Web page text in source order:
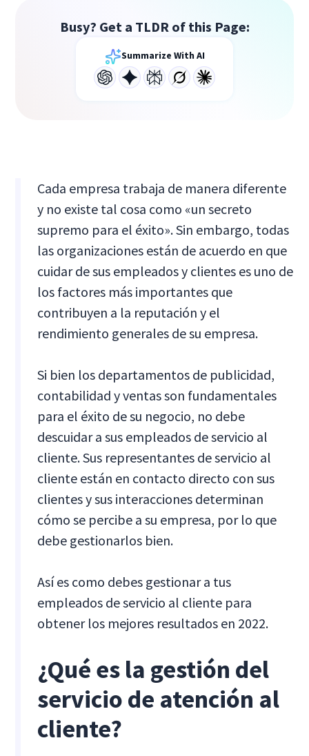
Busy? Get a TLDR of this Page:
Summarize With AI
Cada empresa trabaja de manera diferente
y no existe tal cosa como «un secreto
supremo para el éxito». Sin embargo, todas
las organizaciones están de acuerdo en que
cuidar de sus empleados y clientes es uno de
los factores más importantes que
contribuyen a la reputación y el
rendimiento generales de su empresa.
Si bien los departamentos de publicidad,
contabilidad y ventas son fundamentales
para el éxito de su negocio, no debe
descuidar a sus empleados de servicio al
cliente. Sus representantes de servicio al
cliente están en contacto directo con sus
clientes y sus interacciones determinan
cómo se percibe a su empresa, por lo que
debe gestionarlos bien.
Así es como debes gestionar a tus
empleados de servicio al cliente para
obtener los mejores resultados en 2022.
¿Qué es la gestión del
servicio de atención al
cliente?